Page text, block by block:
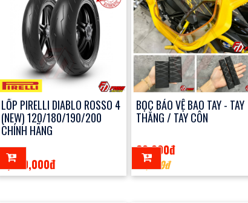
LỐP PIRELLI DIABLO ROSSO 4
(NEW) 120/180/190/200
CHÍNH HÃNG
3,600,000đ
BỌC BẢO VỆ BAO TAY - TAY
THẮNG / TAY CÔN
60,000đ
70,000đ